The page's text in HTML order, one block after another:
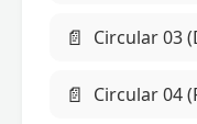
📄 Circular 03
📄 Circular 04